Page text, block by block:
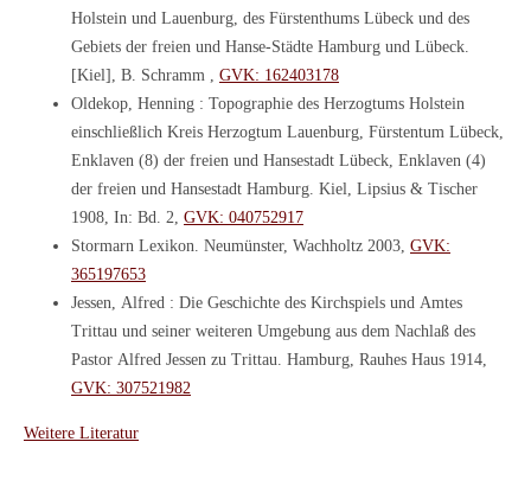
Holstein und Lauenburg, des Fürstenthums Lübeck und des
Gebiets der freien und Hanse-Städte Hamburg und Lübeck.
[Kiel], B. Schramm , GVK: 162403178
Oldekop, Henning : Topographie des Herzogtums Holstein
einschließlich Kreis Herzogtum Lauenburg, Fürstentum Lübeck,
Enklaven (8) der freien und Hansestadt Lübeck, Enklaven (4)
der freien und Hansestadt Hamburg. Kiel, Lipsius & Tischer
1908, In: Bd. 2, GVK: 040752917
Stormarn Lexikon. Neumünster, Wachholtz 2003, GVK:
365197653
Jessen, Alfred : Die Geschichte des Kirchspiels und Amtes
Trittau und seiner weiteren Umgebung aus dem Nachlaß des
Pastor Alfred Jessen zu Trittau. Hamburg, Rauhes Haus 1914,
GVK: 307521982
Weitere Literatur